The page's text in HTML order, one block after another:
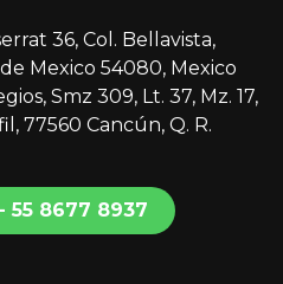
36, Col. Bellavista,
Mexico 54080, Mexico
Smz 309, Lt. 37, Mz. 17,
77560 Cancún, Q. R.
55 8677 8​​​​937